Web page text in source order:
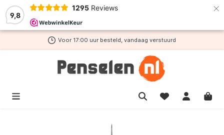
9,8
1295 Reviews ×
hoofdinhoud
Voor 17:00 uur besteld, vandaag verstuurd